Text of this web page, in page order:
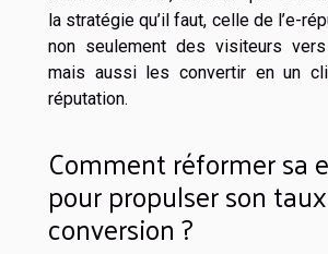
la stratégie qu’il faut, celle de l’e-
non seulement des visiteurs
mais aussi les convertir en un
réputation.
Comment réformer sa
pour propulser son
conversion ?